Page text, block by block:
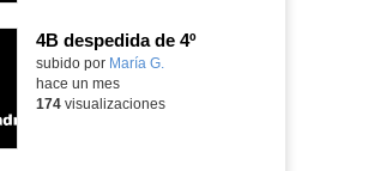
4B despedida de 4º
Contenido educativo.
subido por María G.
hace un mes
174visualizaciones